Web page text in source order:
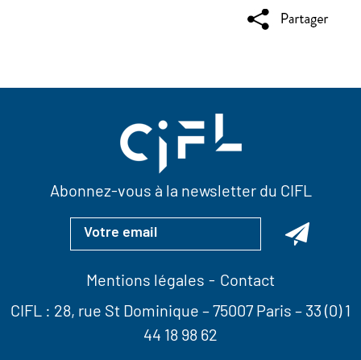
Abonnez-vous à la newsletter du CIFL
Mentions légales
Contact
CIFL : 28, rue St Dominique – 75007 Paris – 33 (0) 1
44 18 98 62